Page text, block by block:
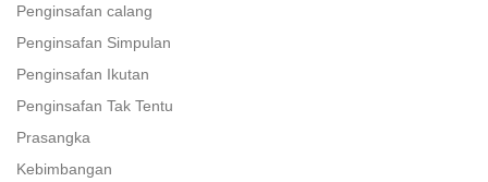
Penginsafan calang
Penginsafan Simpulan
Penginsafan Ikutan
Penginsafan Tak Tentu
Prasangka
Kebimbangan